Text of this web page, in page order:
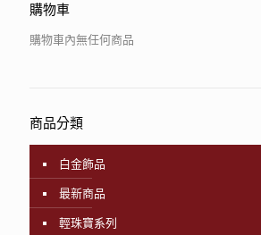
購物車
購物車內無任何商品
商品分類
白金飾品
最新商品
輕珠寶系列